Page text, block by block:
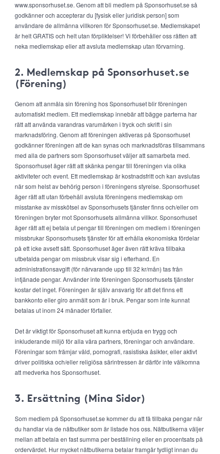
www.sponsorhuset.se. Genom att bli medlem på Sponsorhuset.se så
godkänner och accepterar du [fysisk eller juridisk person] som
användare de allmänna villkoren för Sponsorhuset.se. Medlemskapet
är helt GRATIS och helt utan förpliktelser! Vi förbehåller oss rätten att
neka medlemskap eller att avsluta medlemskap utan förvarning.
2. Medlemskap på Sponsorhuset.se
(Förening)
Genom att anmäla sin förening hos Sponsorhuset blir föreningen
automatiskt medlem. Ett medlemskap innebär att bägge parterna har
rätt att använda varandras varumärken i tryck och skrift i sin
marknadsföring. Genom att föreningen aktiveras på Sponsorhuset
godkänner föreningen att de kan synas och marknadsföras tillsammans
med alla de partners som Sponsorhuset väljer att samarbeta med.
Sponsorhuset äger rätt att skänka pengar till föreningen via olika
aktiviteter och event. Ett medlemskap är kostnadsfritt och kan avslutas
när som helst av behörig person i föreningens styrelse. Sponsorhuset
äger rätt att utan förbehåll avsluta föreningens medlemskap om
misstanke av misskötsel av Sponsorhusets tjänster finns och/eller om
föreningen bryter mot Sponsorhusets allmänna villkor. Sponsorhuset
äger rätt att ej betala ut pengar till föreningen om medlem i föreningen
missbrukar Sponsorhusets tjänster för att erhålla ekonomiska fördelar
på ett icke avsett sätt. Sponsorhuset äger även rätt kräva tillbaka
utbetalda pengar om missbruk visar sig i efterhand. En
administrationsavgift (för närvarande upp till 32 kr/mån) tas från
intjänade pengar. Använder inte föreningen Sponsorhusets tjänster
kostar det inget. Föreningen är själv ansvarig för att det finns ett
bankkonto eller giro anmält som är i bruk. Pengar som inte kunnat
betalas ut inom 24 månader förfaller.
Det är viktigt för Sponsorhuset att kunna erbjuda en trygg och
inkluderande miljö för alla våra partners, föreningar och användare.
Föreningar som främjar våld, pornografi, rasistiska åsikter, eller aktivt
driver politiska och/eller religiösa särintressen är därför inte välkomna
att medverka hos Sponsorhuset.
3. Ersättning (Mina Sidor)
Som medlem på Sponsorhuset.se kommer du att få tillbaka pengar när
du handlar via de nätbutiker som är listade hos oss. Nätbutikerna väljer
mellan att betala en fast summa per beställning eller en procentsats på
ordervärdet. Hur mycket nätbutikerna betalar framgår tydligt innan du